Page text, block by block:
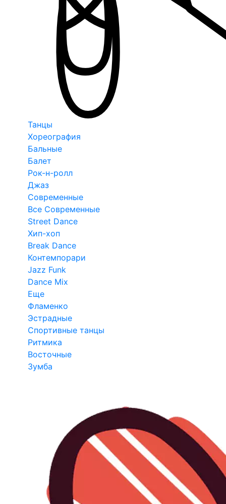
Танцы
Хореография
Бальные
Балет
Рок-н-ролл
Джаз
Современные
Все Современные
Street Dance
Хип-хоп
Break Dance
Контемпорари
Jazz Funk
Dance Mix
Еще
Фламенко
Эстрадные
Спортивные танцы
Ритмика
Восточные
Зумба